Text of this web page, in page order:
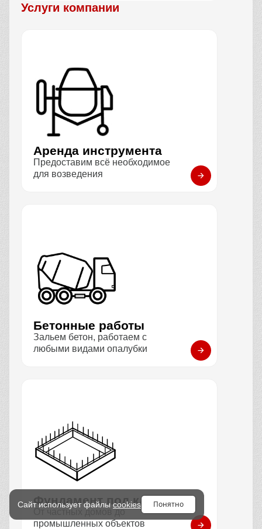
Услуги компании
Аренда инструмента
Предоставим всё необходимое
для возведения
Бетонные работы
Зальем бетон, работаем с
любыми видами опалубки
Фундамент под ключ
От частных домов до
промышленных объектов
Сайт использует файлыcookies Понятно